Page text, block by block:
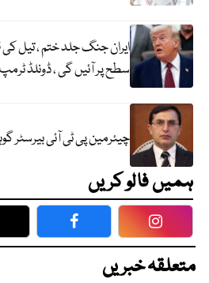
ایران جنگ جلد ختم ، تیل
سطح پر آئیں گی ، ڈونلڈ ٹرمپ
چیئرمین پی ٹی آئی بیرسٹر
ہمیں فالو کریں
Facebook
متعلقہ خبریں